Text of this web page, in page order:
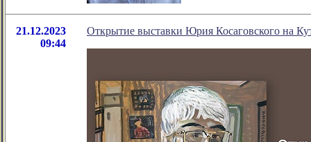
21.12.2023
09:44
Открытие выставки Юрия Косаговского на